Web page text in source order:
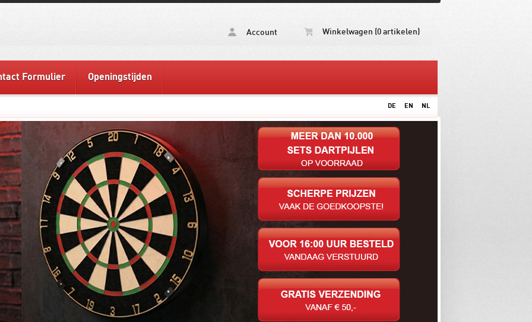
Account Winkelwagen (0 artikelen)
Formulier Openingstijden
DE EN NL